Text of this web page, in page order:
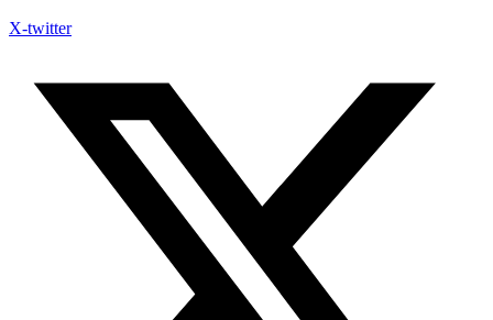
X-twitter